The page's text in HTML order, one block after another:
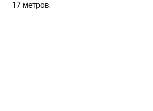
17 метров.